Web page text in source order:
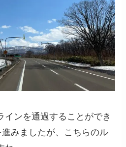
インを通過することができ
みましたが、こちらのル